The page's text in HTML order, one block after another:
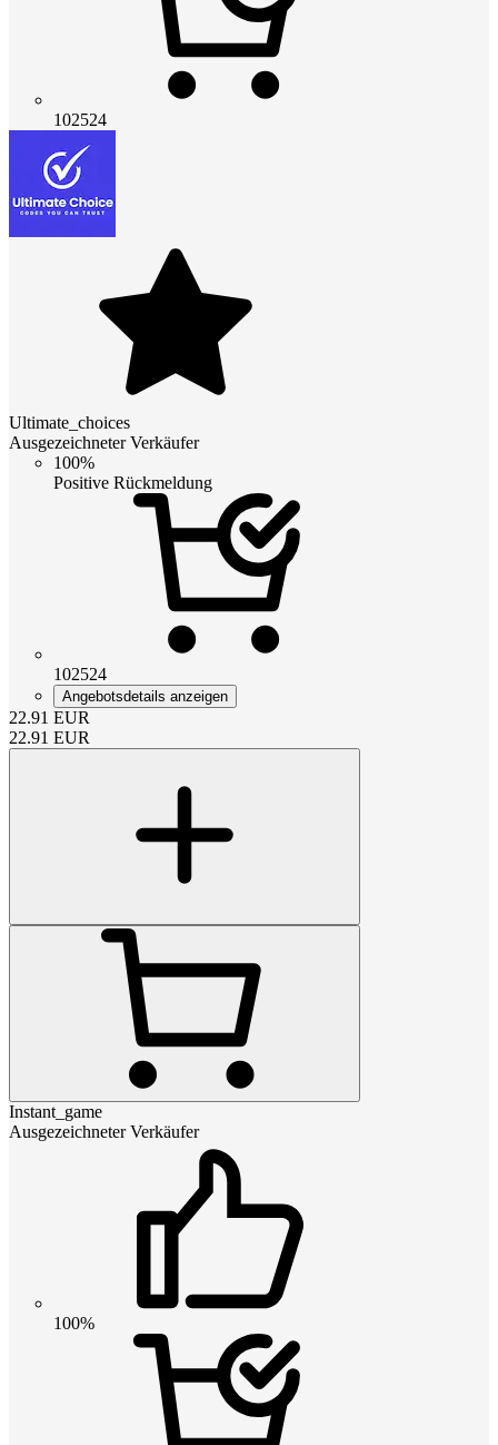
102524
Ultimate_choices
Ausgezeichneter Verkäufer
100%
Positive Rückmeldung
102524
Angebotsdetails anzeigen
22.91 EUR
22.91 EUR
Instant_game
Ausgezeichneter Verkäufer
100%